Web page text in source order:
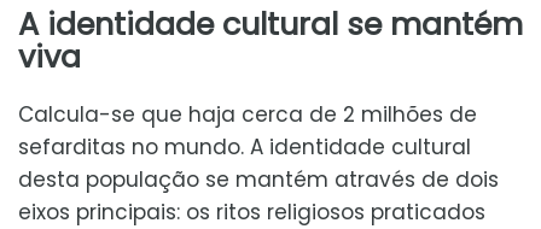
A identidade cultural se mantém
viva
Calcula-se que haja cerca de 2 milhões de
sefarditas no mundo. A identidade cultural
desta população se mantém através de dois
eixos principais: os ritos religiosos praticados